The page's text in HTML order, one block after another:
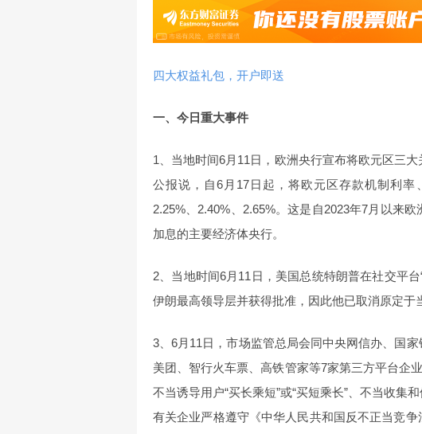
四大权益礼包，开户即送
一、今日重大事件
1、当地时间6月11日，欧洲央行宣布将欧元区三
公报说，自6月17日起，将欧元区存款机制利
2.25%、2.40%、2.65%。这是自2023年7月以来
加息的主要经济体央行。
2、当地时间6月11日，美国总统特朗普在社交平
伊朗最高领导层并获得批准，因此他已取消原定于
3、6月11日，市场监管总局会同中央网信办、国
美团、智行火车票、高铁管家等7家第三方平台企
不当诱导用户“买长乘短”或“买短乘长”、不当收集
有关企业严格遵守《中华人民共和国反不正当竞